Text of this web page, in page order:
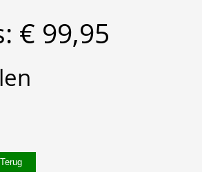
€ 99,95